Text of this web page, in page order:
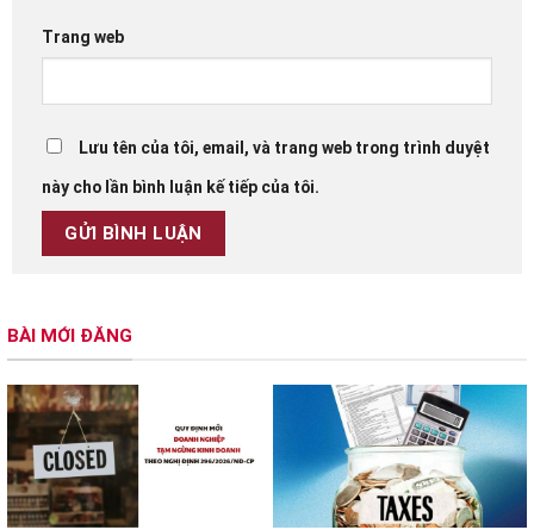
Trang web
Lưu tên của tôi, email, và trang web trong trình duyệt
này cho lần bình luận kế tiếp của tôi.
BÀI MỚI ĐĂNG